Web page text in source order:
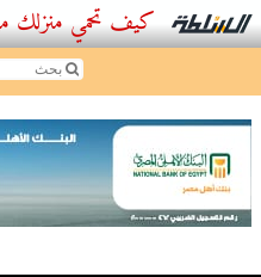
كيف تحمي منزلك من أضرار